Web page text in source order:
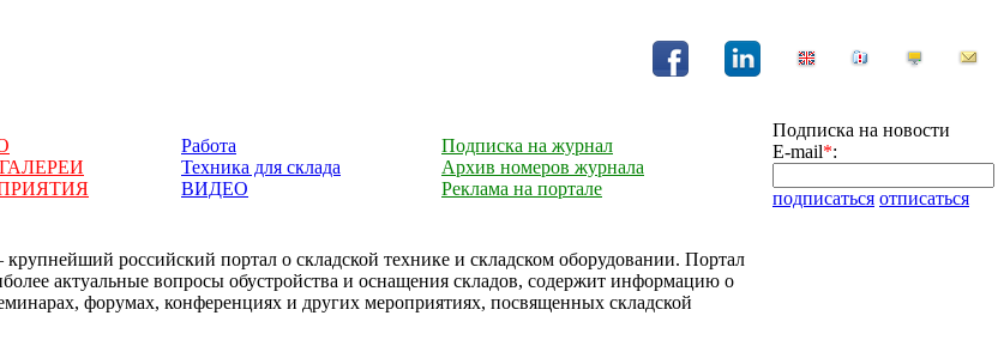
Работа
Подписка на журнал
Техника для склада
Архив номеров журнала
ВИДЕО Реклама на портале
Подписка на новости
E-mail*:
подписаться отписаться
крупнейший российский портал о складской технике и складском оборудовании. Портал
актуальные вопросы обустройства и оснащения складов, содержит информацию о
форумах, конференциях и других мероприятиях, посвященных складской